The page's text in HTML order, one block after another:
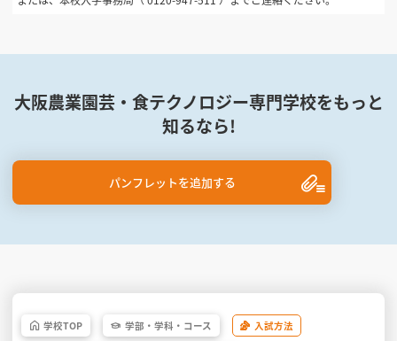
大阪農業園芸・食テクノロジー専門学校をもっと
知るなら!
パンフレットを追加する
学校TOP 学部・ 学科・ コース 入試方法